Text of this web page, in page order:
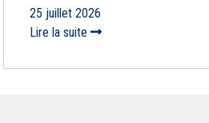
25 juillet 2026
Lire la suite